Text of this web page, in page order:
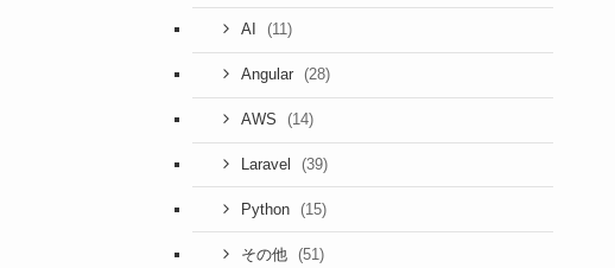
AI (11)
Angular (28)
AWS (14)
Laravel (39)
Python (15)
その他 (51)